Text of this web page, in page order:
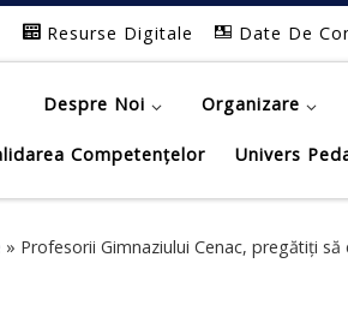
Resurse Digitale Date De
Despre Noi Organizare
Competențelor Univers
» Profesorii Gimnaziului Cenac, pregătiți